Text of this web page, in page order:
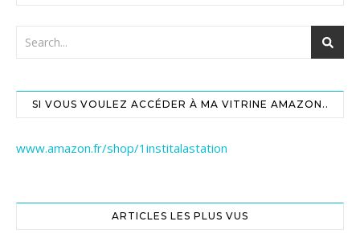
SI VOUS VOULEZ ACCÉDER À MA VITRINE AMAZON..
www.amazon.fr/shop/1institalastation
ARTICLES LES PLUS VUS